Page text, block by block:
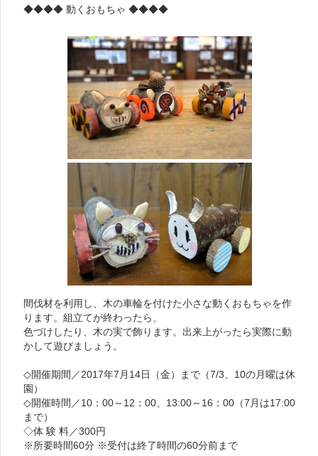
◆◆◆◆ 動くおもちゃ ◆◆◆◆
間伐材を利用し、木の車輪を付けた小さな動くおもちゃを作
ります。組立てが終わったら、
色づけしたり、木の実で飾ります。出来上がったら実際に動
かして遊びましょう。
◇開催期間／2017年7月14日（金）まで（7/3、10の月曜は休
園）
◇開催時間／10：00～12：00、13:00～16：00（7月は17:00
まで）
◇体 験 料／300円
※所要時間60分 ※受付は終了時間の60分前まで